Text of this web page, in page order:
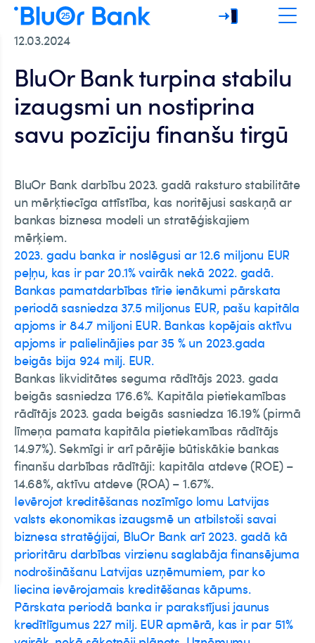
12.03.2024
BluOr Bank turpina stabilu
izaugsmi un nostiprina
savu pozīciju finanšu tirgū
BluOr Bank darbību 2023. gadā raksturo stabilitāte
un mērķtiecīga attīstība, kas noritējusi saskaņā ar
bankas biznesa modeli un stratēģiskajiem
mērķiem.
2023. gadu banka ir noslēgusi ar 12.6 miljonu EUR
peļņu, kas ir par 20.1% vairāk nekā 2022. gadā.
Bankas pamatdarbības tīrie ienākumi pārskata
periodā sasniedza 37.5 miljonus EUR, pašu kapitāla
apjoms ir 84.7 miljoni EUR. Bankas kopējais aktīvu
apjoms ir palielinājies par 35 % un 2023.gada
beigās bija 924 milj. EUR.
Bankas likviditātes seguma rādītājs 2023. gada
beigās sasniedza 176.6%. Kapitāla pietiekamības
rādītājs 2023. gada beigās sasniedza 16.19% (pirmā
līmeņa pamata kapitāla pietiekamības rādītājs
14.97%). Sekmīgi ir arī pārējie būtiskākie bankas
finanšu darbības rādītāji: kapitāla atdeve (ROE) –
14.68%, aktīvu atdeve (ROA) – 1.67%.
Ievērojot kreditēšanas nozīmīgo lomu Latvijas
valsts ekonomikas izaugsmē un atbilstoši savai
biznesa stratēģijai, BluOr Bank arī 2023. gadā kā
prioritāru darbības virzienu saglabāja finansējuma
nodrošināšanu Latvijas uzņēmumiem, par ko
liecina ievērojamais kreditēšanas kāpums.
Pārskata periodā banka ir parakstījusi jaunus
kredītlīgumus 227 milj. EUR apmērā, kas ir par 51%